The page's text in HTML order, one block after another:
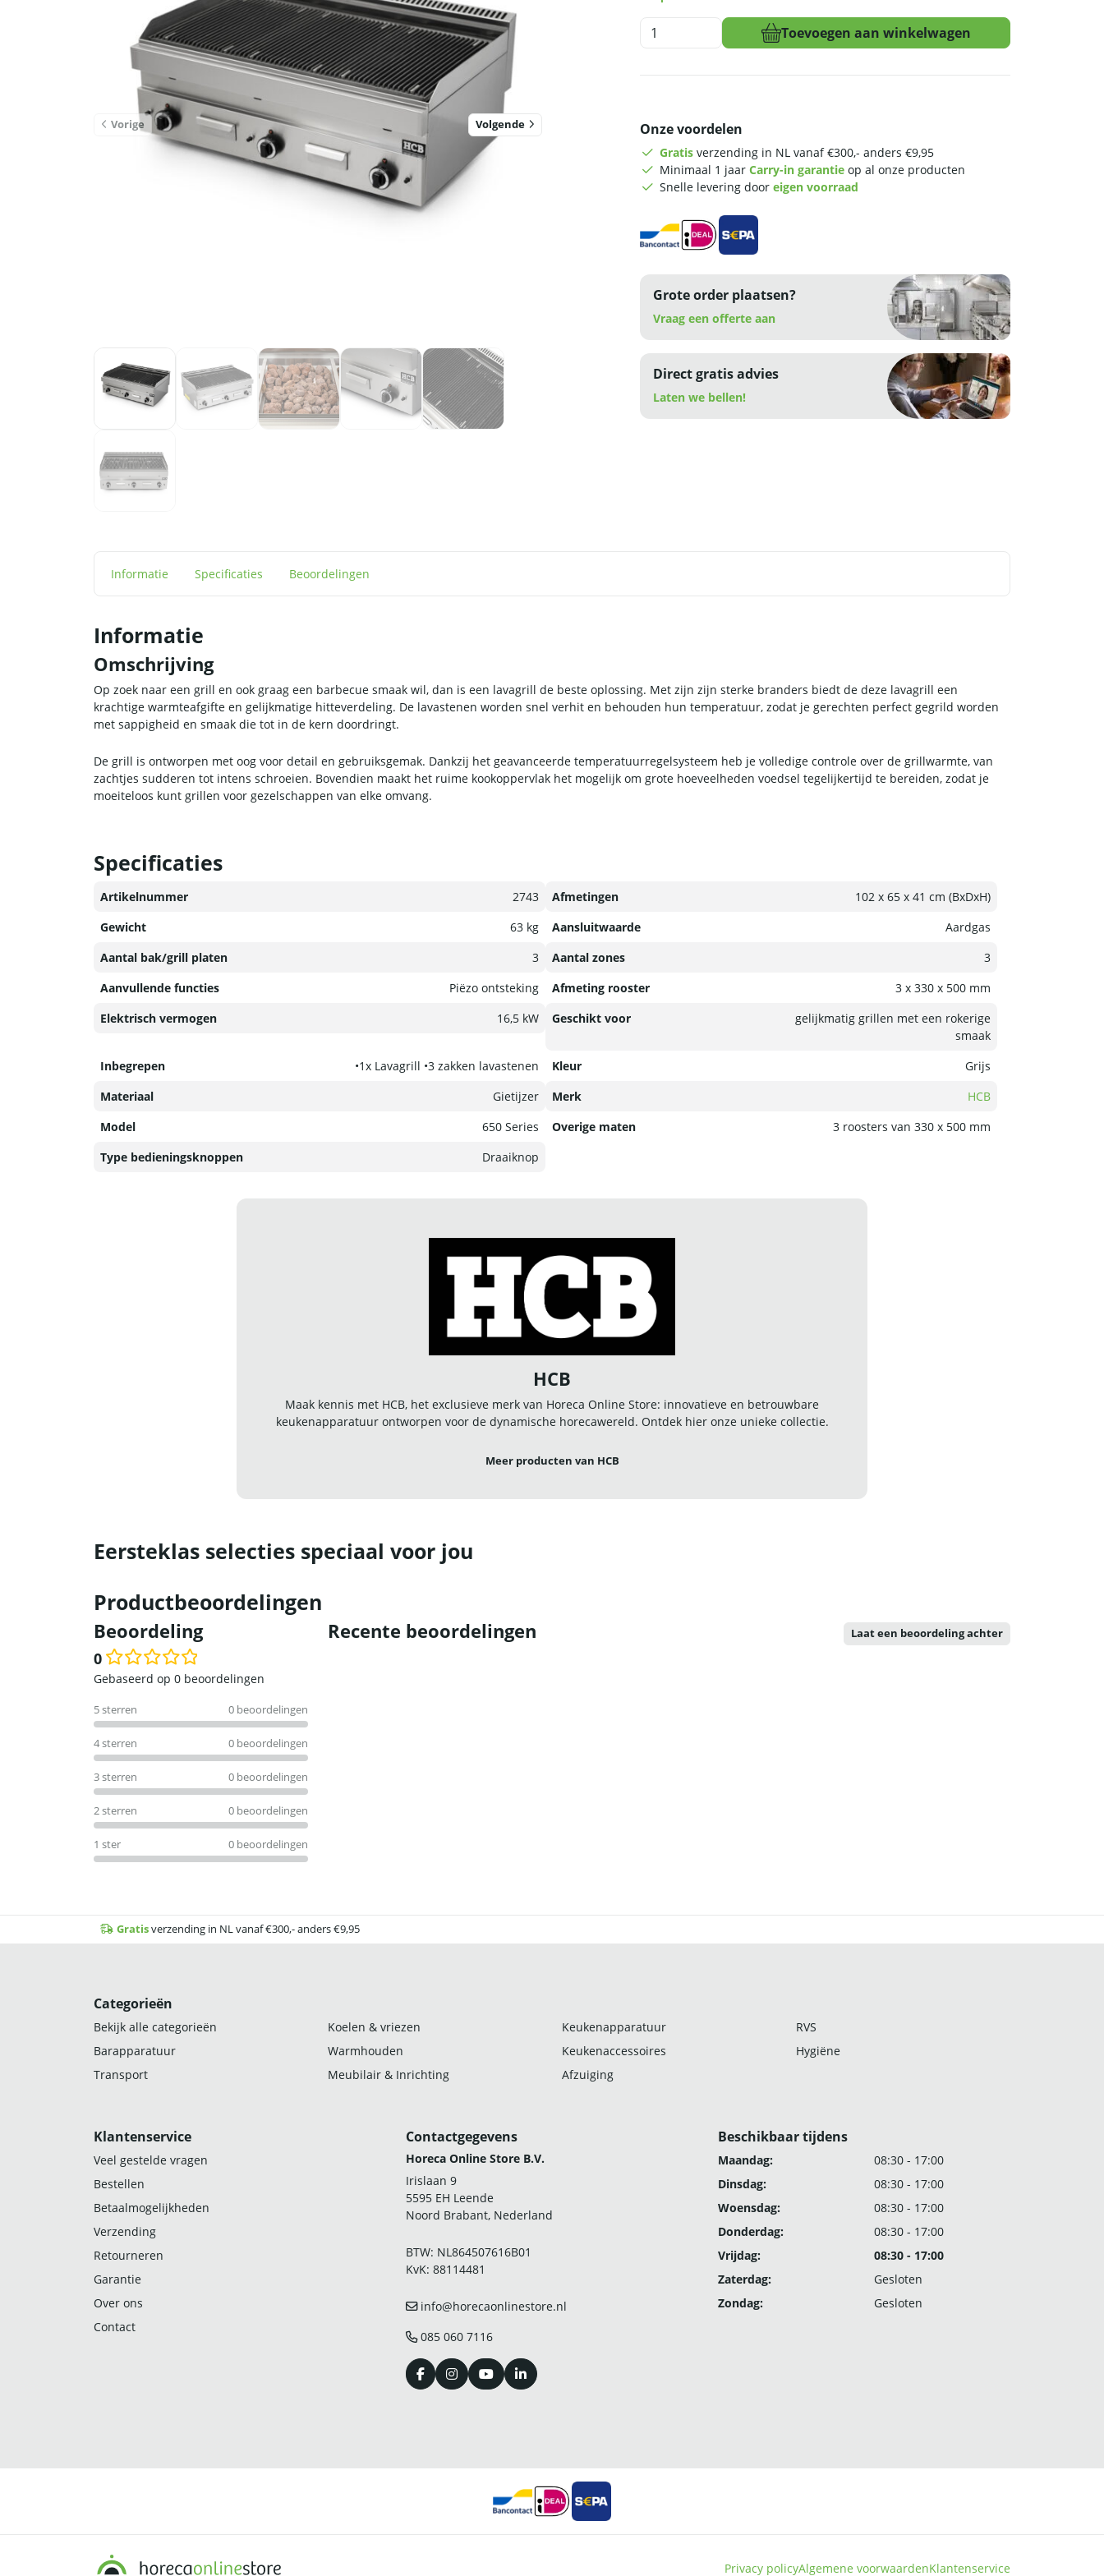
Vorige Volgende
HCB
Lavagrill
16,5
kW
aardgas
series
-
Toevoegen aan winkelwagen
Onze voordelen
Gratis verzending in NL vanaf €300,- anders €9,95
Minimaal 1 jaar Carry-in garantie op al onze producten
Snelle levering door eigen voorraad
Grote order plaatsen?
Vraag een offerte aan
Direct gratis advies
Laten we bellen!
Informatie Specificaties Beoordelingen
Informatie
Omschrijving
Op zoek naar een grill en ook graag een barbecue smaak wil, dan is een lavagrill de beste oplossing. Met zijn zijn sterke branders biedt de deze lavagrill een
krachtige warmteafgifte en gelijkmatige hitteverdeling. De lavastenen worden snel verhit en behouden hun temperatuur, zodat je gerechten perfect gegrild worden
met sappigheid en smaak die tot in de kern doordringt.
De grill is ontworpen met oog voor detail en gebruiksgemak. Dankzij het geavanceerde temperatuurregelsysteem heb je volledige controle over de grillwarmte, van
zachtjes sudderen tot intens schroeien. Bovendien maakt het ruime kookoppervlak het mogelijk om grote hoeveelheden voedsel tegelijkertijd te bereiden, zodat je
moeiteloos kunt grillen voor gezelschappen van elke omvang.
Specificaties
Artikelnummer 2743 Afmetingen
102 x 65 x 41 cm (BxDxH)
Gewicht
63 kg Aansluitwaarde
Aardgas
Aantal bak/grill platen
3 Aantal zones
3
Aanvullende functies
Piëzo ontsteking Afmeting rooster
3 x 330 x 500 mm
Elektrisch vermogen
16,5 kW Geschikt voor
gelijkmatig grillen met een rokerige
smaak
Inbegrepen
•1x Lavagrill •3 zakken lavastenen Kleur
Grijs
Materiaal
Gietijzer Merk
HCB
Model
650 Series Overige maten
3 roosters van 330 x 500 mm
Type bedieningsknoppen
Draaiknop
HCB
Maak kennis met HCB, het exclusieve merk van Horeca Online Store: innovatieve en betrouwbare
keukenapparatuur ontworpen voor de dynamische horecawereld. Ontdek hier onze unieke collectie.
Meer producten van HCB
Eersteklas selecties speciaal voor jou
Productbeoordelingen
Beoordeling
0
Waardering
uit
5
Gebaseerd op 0 beoordelingen
5 sterren 0 beoordelingen
4 sterren 0 beoordelingen
3 sterren 0 beoordelingen
2 sterren 0 beoordelingen
1 ster 0 beoordelingen
Recente beoordelingen Laat een beoordeling achter
Gratisverzending in NL vanaf €300,- anders €9,95
Categorieën
Bekijk alle categorieën Koelen & vriezen Keukenapparatuur
RVS
Barapparatuur
Warmhouden Keukenaccessoires
Hygiëne
Transport
Meubilair & Inrichting Afzuiging
Klantenservice
Veel gestelde vragen
Bestellen
Betaalmogelijkheden
Verzending
Retourneren
Garantie
Over ons
Contact
Contactgegevens
Horeca Online Store B.V.
Irislaan 9
5595 EH Leende
Noord Brabant, Nederland
BTW: NL864507616B01
KvK: 88114481
info@horecaonlinestore.nl
085 060 7116
Beschikbaar tijdens
Maandag:
08:30 - 17:00
Dinsdag:
08:30 - 17:00
Woensdag:
08:30 - 17:00
Donderdag:
08:30 - 17:00
Vrijdag:
08:30 - 17:00
Zaterdag:
Gesloten
Zondag:
Gesloten
Privacy policyAlgemene voorwaardenKlantenservice